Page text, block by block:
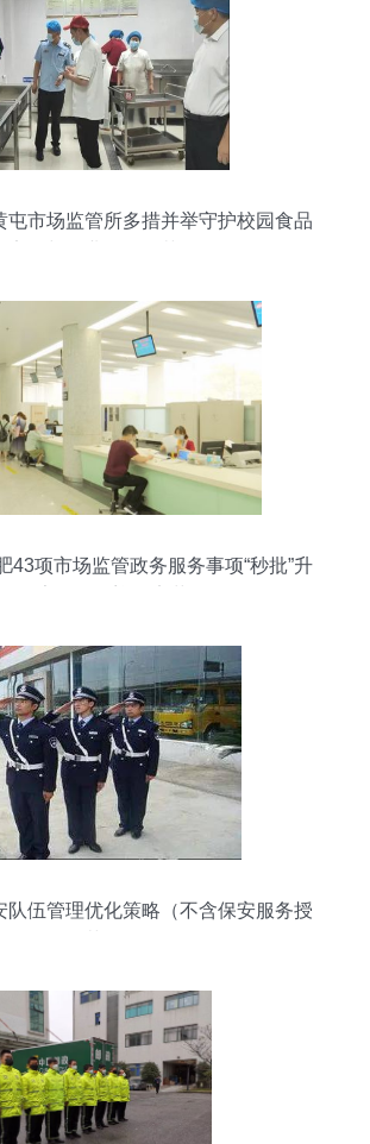
屯市场监管所多措并举守护校园食品
43项市场监管政务服务事项“秒批”升
队伍管理优化策略（不含保安服务授